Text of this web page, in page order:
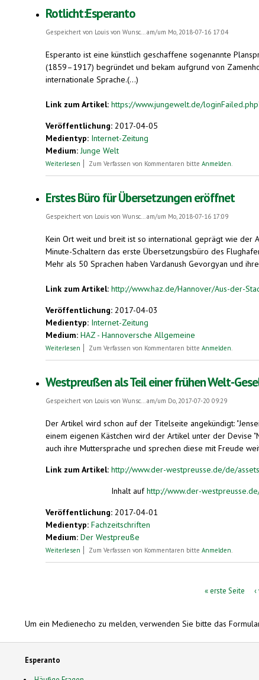
Rotlicht:Esperanto
Gespeichert von Louis von Wunsc...am/um Mo, 2018-07-16 17:04
Esperanto ist eine künstlich geschaffene sogenannte
(1859–1917) begründet und bekam aufgrund von
internationale Sprache.(...)
Link zum Artikel: https://www.jungewelt.de/
Veröffentlichung: 2017-04-05
Medientyp: Internet-Zeitung
Medium:Junge Welt
Weiterlesen über Rotlicht:Esperanto
Zum Verfassen von Kommentaren bitte Anmelden.
Erstes Büro für Übersetzungen eröffnet
Gespeichert von Louis von Wunsc... am/um Mo, 2018-07-16 17:09
Kein Ort weit und breit ist so international geprägt wie der
Minute-Schaltern das erste Übersetzungsbüro des
Mehr als 50 Sprachen haben Vardanush Gevorgyan und
Link zum Artikel: http://www.haz.de/Hannover/Aus-der-
Veröffentlichung: 2017-04-03
Medientyp: Internet-Zeitung
Medium: HAZ - Hannoversche Allgemeine
Weiterlesen über Erstes Büro für Übersetzungen eröffnet
Zum Verfassen von Kommentaren bitte Anmelden
Westpreußen als Teil einer frühen Welt-
Gespeichert von Louis von Wunsc... am/um Do, 2017-07-20 09:29
Der Artikel wird schon auf der Titelseite angekündigt:
einem eigenen Kästchen wird der Artikel unter der Devise
auch ihre Muttersprache und sprechen diese mit Freude
Link zum Artikel: http://www.der-westpreusse.de/de/
Inhalt aufhttp://www.der-
Veröffentlichung: 2017-04-01
Medientyp: Fachzeitschriften
Medium: Der Westpreuße
Weiterlesen über Westpreußen als Teil einer frühen Welt-Gesellschaft.
Zum Verfassen von Kommentaren bitte Anmelden
« erste Seite
Um ein Medienecho zu melden, verwenden Sie bitte das
Esperanto